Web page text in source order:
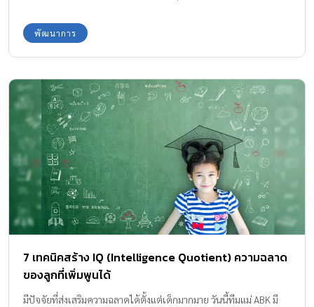
พ่อคุณแม่ และคุณลูกสนุกไปด้วยกันแล้ว ยังมีกิจกรรม
“Entrepreneur Kids” ให้เด็ก ๆ ได้ฝึกทักษะการออกร้านขายของ
ไปทำความรู้จัก คือ น้องซัน และน้องชายน์ ฝาแฝดอายุ 9 ขวบ มาช่วย
คุณแม่ออกร้าน Nikko Kids ด้วยการเข้าร่วม Project Entrepreneur
Kids ครั้งนี้ เป็นเหมือนอีกแบบฝึกหัดหนึ่งที่คุณแม่พามาเรียนรู้ไปพร้อม
ๆ กัน Nikko Kids ร้านอุปกรณ์ของใช้เด็ก ของน้องซันและน้องชายน์
ฝาแฝดวัย 9 ขวบ ที่มาที่ไปของสินค้า คุณแม่ทำธุรกิจขายอุปกรณ์ของใช้
เด็กทางออนไลน์เป็นอาชีพเสริมอยู่แล้ว มีทั้งถาดข้าว […]
พัฒนาการ
7 เทคนิคสร้าง IQ (Intelligence Quotient) ความฉลาด
ของลูกที่เพิ่มพูนได้
มีปัจจัยที่ส่งเสริมความฉลาดได้ตั้งแต่เด็กมากมาย วันนี้ทีมแม่ ABK มี